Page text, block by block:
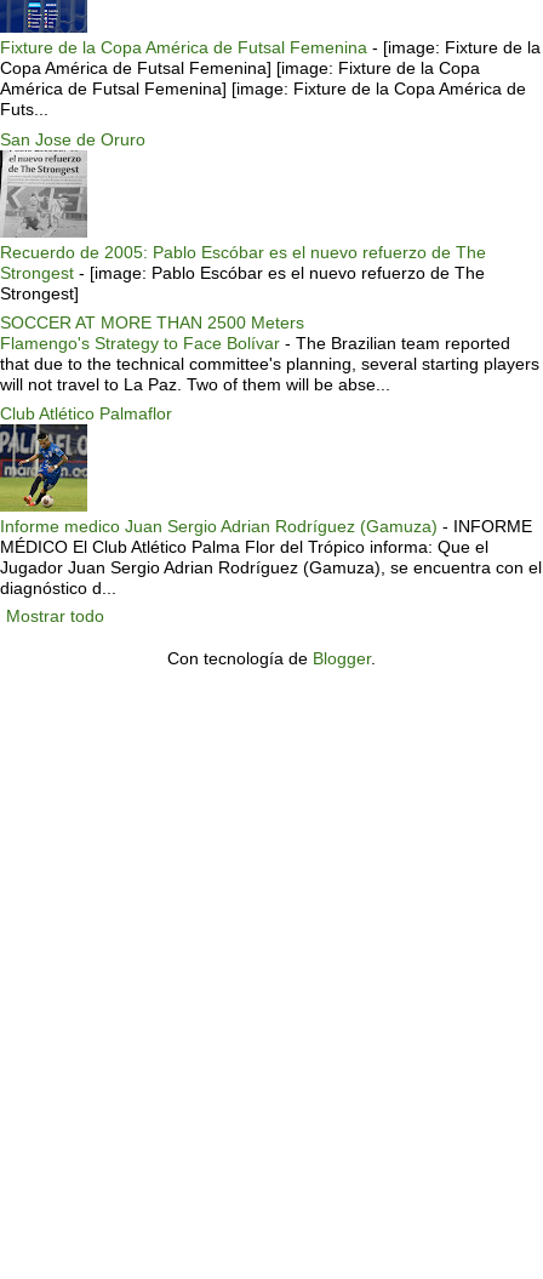
Fixture de la Copa América de Futsal Femenina - [image: Fixture de la
Copa América de Futsal Femenina] [image: Fixture de la Copa
América de Futsal Femenina] [image: Fixture de la Copa América de
Futs...
San Jose de Oruro
Recuerdo de 2005: Pablo Escóbar es el nuevo refuerzo de The
Strongest - [image: Pablo Escóbar es el nuevo refuerzo de The
Strongest]
SOCCER AT MORE THAN 2500 Meters
Flamengo's Strategy to Face Bolívar - The Brazilian team reported
that due to the technical committee's planning, several starting players
will not travel to La Paz. Two of them will be abse...
Club Atlético Palmaflor
Informe medico Juan Sergio Adrian Rodríguez (Gamuza) - INFORME
MÉDICO El Club Atlético Palma Flor del Trópico informa: Que el
Jugador Juan Sergio Adrian Rodríguez (Gamuza), se encuentra con el
diagnóstico d...
Mostrar todo
Con tecnología de Blogger.